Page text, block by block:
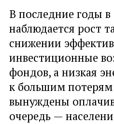
В последние годы
наблюдается рост
снижении
инвестиционные
фондов, а низкая
к большим потерям
вынуждены
очередь —